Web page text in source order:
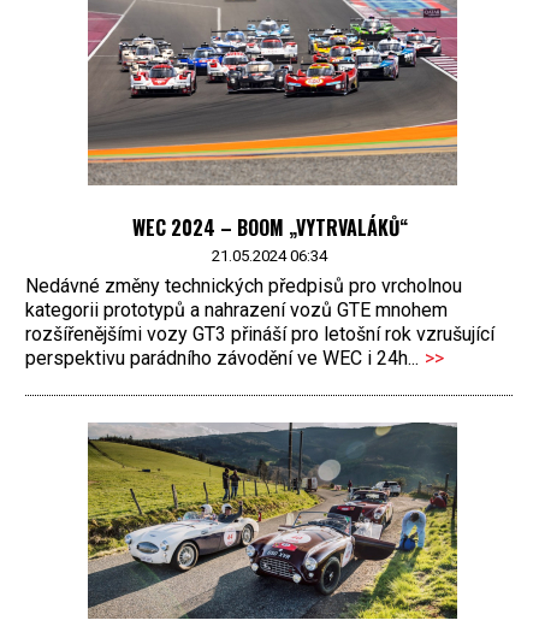
WEC 2024 – BOOM „VYTRVALÁKŮ“
21.05.2024 06:34
Nedávné změny technických předpisů pro vrcholnou
kategorii prototypů a nahrazení vozů GTE mnohem
rozšířenějšími vozy GT3 přináší pro letošní rok vzrušující
perspektivu parádního závodění ve WEC i 24h... >>